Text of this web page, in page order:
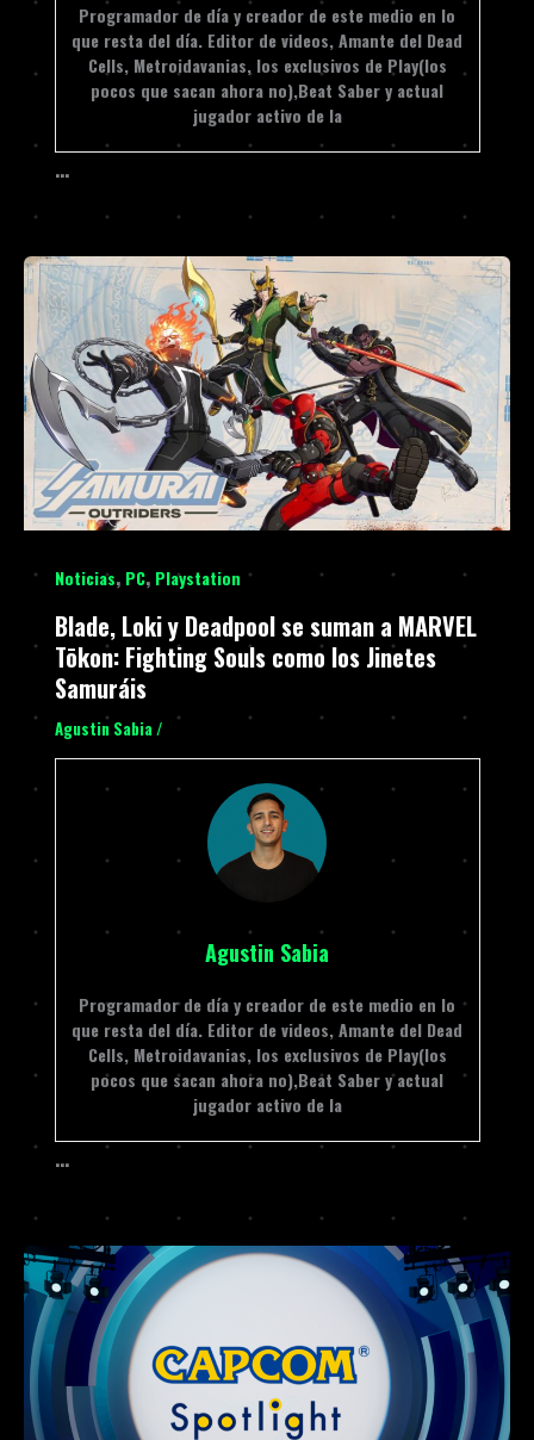
Programador de día y creador de este medio en lo
que resta del día. Editor de videos, Amante del Dead
Cells, Metroidavanias, los exclusivos de Play(los
pocos que sacan ahora no),Beat Saber y actual
jugador activo de la
…
Noticias, PC, Playstation
Blade, Loki y Deadpool se suman a MARVEL
Tōkon: Fighting Souls como los Jinetes
Samuráis
Agustin Sabia /
Agustin Sabia
Programador de día y creador de este medio en lo
que resta del día. Editor de videos, Amante del Dead
Cells, Metroidavanias, los exclusivos de Play(los
pocos que sacan ahora no),Beat Saber y actual
jugador activo de la
…